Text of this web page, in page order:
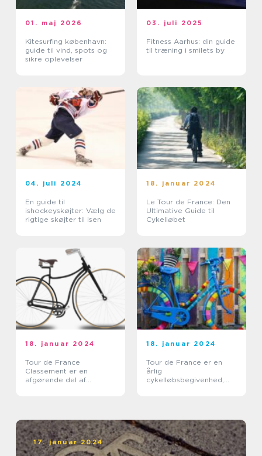
01. maj 2026
Kitesurfing københavn:
guide til vind, spots og
sikre oplevelser
03. juli 2025
Fitness Aarhus: din guide
til træning i smilets by
04. juli 2024
En guide til
ishockeyskøjter: Vælg de
rigtige skøjter til isen
18. januar 2024
Le Tour de France: Den
Ultimative Guide til
Cykelløbet
18. januar 2024
Tour de France
Classement er en
afgørende del af
18. januar 2024
Tour de France er en
årlig
cykelløbsbegivenhed,
17. januar 2024